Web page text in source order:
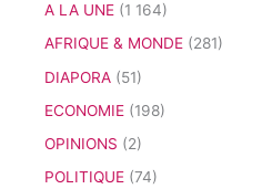
A LA UNE (1 164)
AFRIQUE & MONDE (281)
DIAPORA (51)
ECONOMIE (198)
OPINIONS (2)
POLITIQUE (74)